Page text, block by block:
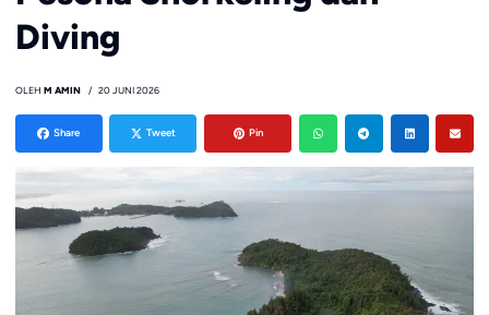
Diving
OLEH M AMIN 20 JUNI 2026
Share Tweet Pin